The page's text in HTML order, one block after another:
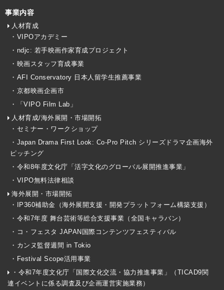
事業内容
人材育成
・VIPOアカデミー
・ndjc: 若手映画作家育成プロジェクト
・映画スタッフ育成事業
・AFI Conservatory 日本人留学生推薦事業
・京都映画企画市
・「VIPO Film Lab」
人材育成/海外展開・市場開拓
・セミナー・ワークショップ
・Japan Drama First Look: Co-Pro Pitch シリーズドラマ企画海外
ピッチング
・令和8年度文化庁「活字文化のグローバル展開推進事業」
・VIPO無料法律相談
海外展開・市場開拓
・IP360補助金（海外展開支援・開発プラットフォーム構築支援）
・令和7年度 舞台芸術等総合支援事業（全国キャラバン）
・コ・フェスタ JAPAN国際コンテンツフェスティバル
・カンヌ監督週間 in Tokio
・Festival Scope活用事業
・令和7年度文化庁「国際文化交流・協力推進事業」（TICAD9関
連イベントに係る調査及び企画運営実施業務）